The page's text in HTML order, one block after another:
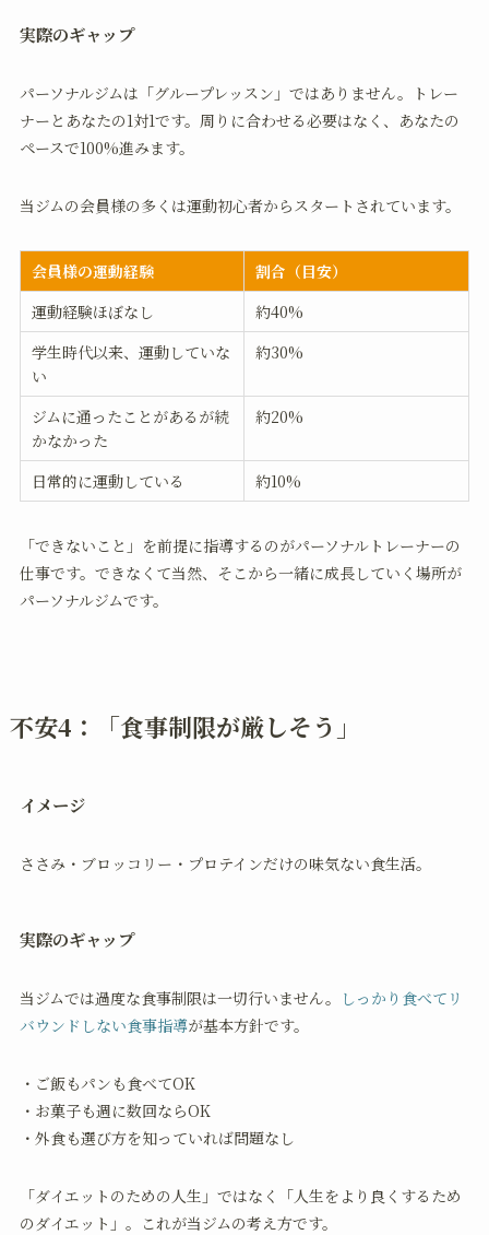
実際のギャップ
パーソナルジムは「グループレッスン」ではありません。トレー
ナーとあなたの1対1です。周りに合わせる必要はなく、あなたの
ペースで100%進みます。
当ジムの会員様の多くは運動初心者からスタートされています。
会員様の運動経験
割合（目安）
運動経験ほぼなし
約40%
学生時代以来、運動していな
い
約30%
ジムに通ったことがあるが続
かなかった
約20%
日常的に運動している 約10%
「できないこと」を前提に指導するのがパーソナルトレーナーの
仕事です。できなくて当然、そこから一緒に成長していく場所が
パーソナルジムです。
不安4：「食事制限が厳しそう」
イメージ
ささみ・ブロッコリー・プロテインだけの味気ない食生活。
実際のギャップ
当ジムでは過度な食事制限は一切行いません。 しっかり食べてリ
バウンドしない食事指導が基本方針です。
・ご飯もパンも食べてOK
・お菓子も週に数回ならOK
・外食も選び方を知っていれば問題なし
「ダイエットのための人生」ではなく「人生をより良くするため
のダイエット」。これが当ジムの考え方です。